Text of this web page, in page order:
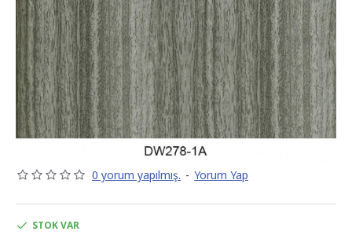
0 yorum yapılmış. - Yorum Yap
STOK VAR